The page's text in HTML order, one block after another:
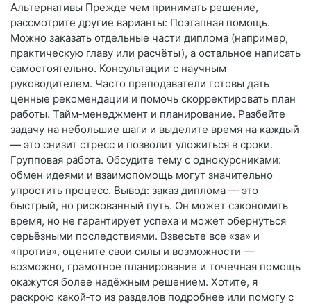
Альтернативы Прежде чем принимать решение,
рассмотрите другие варианты: Поэтапная помощь.
Можно заказать отдельные части диплома (например,
практическую главу или расчёты), а остальное написать
самостоятельно. Консультации с научным
руководителем. Часто преподаватели готовы дать
ценные рекомендации и помочь скорректировать план
работы. Тайм‑менеджмент и планирование. Разбейте
задачу на небольшие шаги и выделите время на каждый
— это снизит стресс и позволит уложиться в сроки.
Групповая работа. Обсудите тему с однокурсниками:
обмен идеями и взаимопомощь могут значительно
упростить процесс. Вывод: заказ диплома — это
быстрый, но рискованный путь. Он может сэкономить
время, но не гарантирует успеха и может обернуться
серьёзными последствиями. Взвесьте все «за» и
«против», оцените свои силы и возможности —
возможно, грамотное планирование и точечная помощь
окажутся более надёжным решением. Хотите, я
раскрою какой‑то из разделов подробнее или помогу с